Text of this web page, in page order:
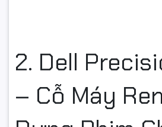
2. Dell
– Cỗ Máy